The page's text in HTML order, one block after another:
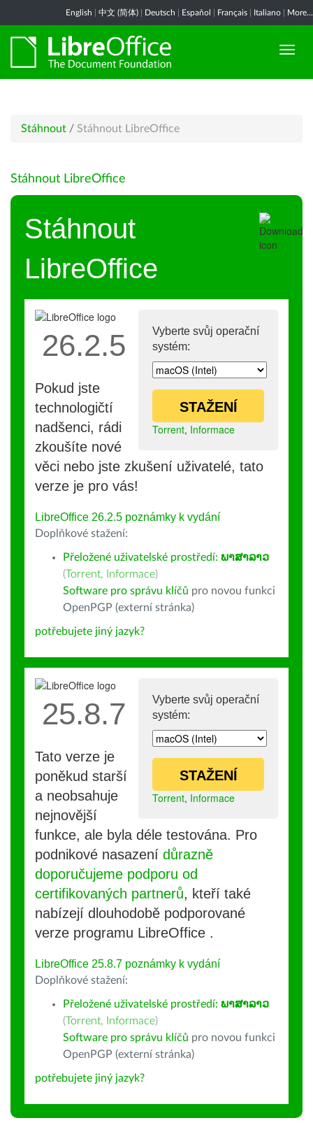
English 中文 (简体) Deutsch Español Français Italiano More...
Stáhnout / Stáhnout LibreOffice
Stáhnout LibreOffice
Stáhnout
LibreOffice
Vyberte svůj operační
systém:
STAŽENÍ
Torrent, Informace
26.2.5
Pokud jste
technologičtí
nadšenci, rádi
zkoušíte nové
věci nebo jste zkušení uživatelé, tato
verze je pro vás!
LibreOffice 26.2.5 poznámky k vydání
Doplňkové stažení:
Přeložené uživatelské prostředí: ພາສາລາວ
(Torrent, Informace)
Software pro správu klíčů pro novou funkci
OpenPGP (externí stránka)
potřebujete jiný jazyk?
Vyberte svůj operační
systém:
STAŽENÍ
Torrent, Informace
25.8.7
Tato verze je
poněkud starší
a neobsahuje
nejnovější
funkce, ale byla déle testována. Pro
podnikové nasazení důrazně
doporučujeme podporu od
certifikovaných partnerů, kteří také
nabízejí dlouhodobě podporované
verze programu LibreOffice .
LibreOffice 25.8.7 poznámky k vydání
Doplňkové stažení:
Přeložené uživatelské prostředí: ພາສາລາວ
(Torrent, Informace)
Software pro správu klíčů pro novou funkci
OpenPGP (externí stránka)
potřebujete jiný jazyk?